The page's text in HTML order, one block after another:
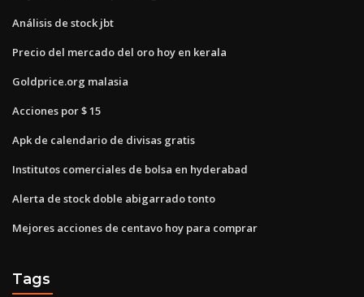
Análisis de stock jbt
Precio del mercado del oro hoy en kerala
Goldprice.org malasia
Acciones por $ 15
Apk de calendario de divisas gratis
Institutos comerciales de bolsa en hyderabad
Alerta de stock doble abigarrado tonto
Mejores acciones de centavo hoy para comprar
Tags